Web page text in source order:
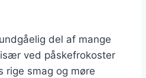
del af mange
ved påskefrokoster
rige smag og møre